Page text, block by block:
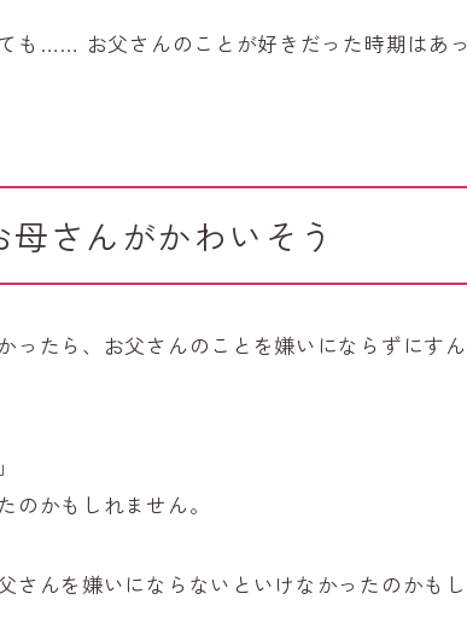
も…… お父さんのことが好きだった時期はあっ
さんがかわいそう
ったら、お父さんのことを嫌いにならずにすん
のかもしれません。
さんを嫌いにならないといけなかったのかもし